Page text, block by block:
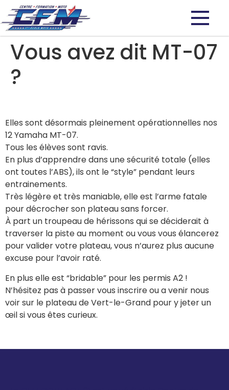
Vous avez dit MT-07
?
Elles sont désormais pleinement opérationnelles nos
12 Yamaha MT-07.
Tous les élèves sont ravis.
En plus d’apprendre dans une sécurité totale (elles
ont toutes l’ABS), ils ont le “style” pendant leurs
entrainements.
Très légère et très maniable, elle est l’arme fatale
pour décrocher son plateau sans forcer.
À part un troupeau de hérissons qui se déciderait à
traverser la piste au moment ou vous vous élancerez
pour valider votre plateau, vous n’aurez plus aucune
excuse pour l’avoir raté.
En plus elle est “bridable” pour les permis A2 !
N’hésitez pas à passer vous inscrire ou a venir nous
voir sur le plateau de Vert-le-Grand pour y jeter un
œil si vous êtes curieux.